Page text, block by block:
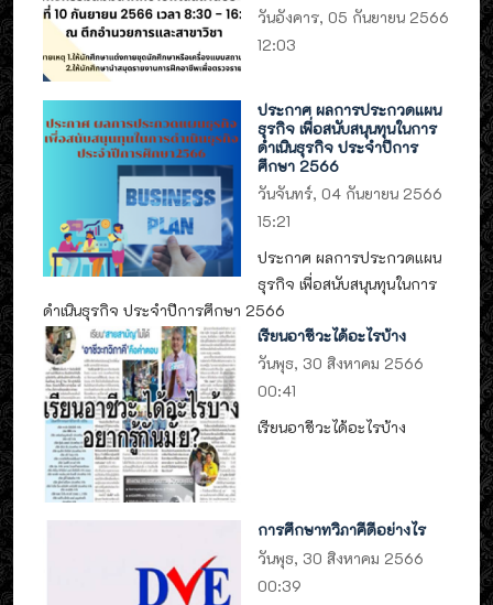
วันอังคาร, 05 กันยายน 2566
12:03
ประกาศ ผลการประกวดแผน
ธุรกิจ เพื่อสนับสนุนทุนในการ
ดำเนินธุรกิจ ประจำปีการ
ศึกษา 2566
วันจันทร์, 04 กันยายน 2566
15:21
ประกาศ ผลการประกวดแผน
ธุรกิจ เพื่อสนับสนุนทุนในการ
ดำเนินธุรกิจ ประจำปีการศึกษา 2566
เรียนอาชีวะได้อะไรบ้าง
วันพุธ, 30 สิงหาคม 2566
00:41
เรียนอาชีวะได้อะไรบ้าง
การศึกษาทวิภาคีดีอย่างไร
วันพุธ, 30 สิงหาคม 2566
00:39